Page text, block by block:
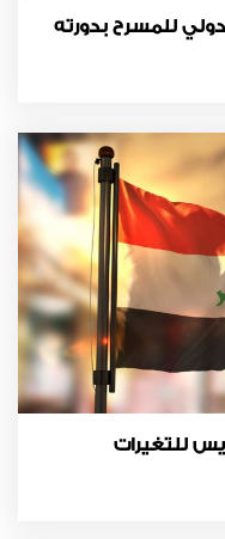
للمسرح بدورته
للتغيرات